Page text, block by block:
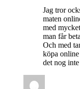
Jag tror
maten
med
man får
Och med
köpa
det nog